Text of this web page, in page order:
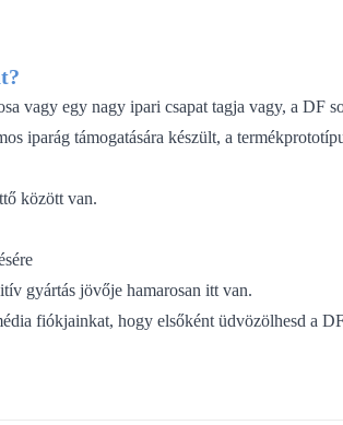
vagy egy nagy ipari csapat tagja vagy, a DF
iparág támogatására készült, a
között van.
gyártás jövője hamarosan itt van.
fiókjainkat, hogy elsőként üdvözölhesd a